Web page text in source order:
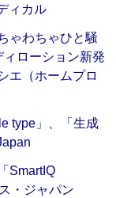
ィカル
ゃわちゃひと騒
ィローション新発
エ（ホームプロ
type」、「生成
SmartIQ
・ジャパン